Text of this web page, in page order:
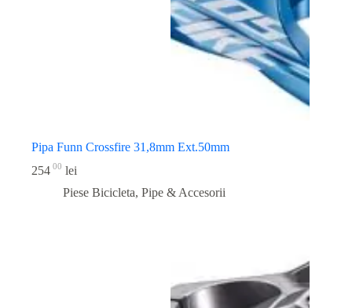
Pipa Funn Crossfire 31,8mm Ext.50mm
254 00 lei
Piese Bicicleta, Pipe & Accesorii